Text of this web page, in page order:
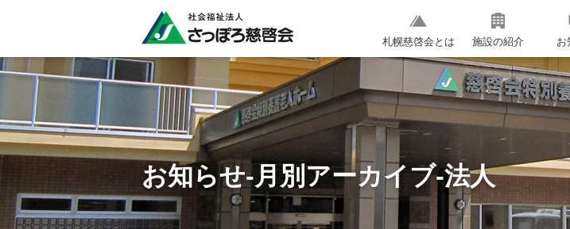
札幌慈啓会とは 施設の紹介 お
お知らせ-月別アーカイブ-法人